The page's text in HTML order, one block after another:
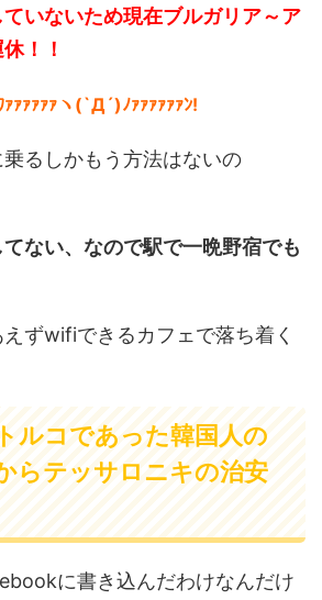
いないため現在ブルガリア～ア
！！
ｧｧｧｧｧヽ(`Д´)ﾉｧｧｧｧｧｧﾝ!
るしかもう方法はないの
ない、なので駅で一晩野宿でも
ずwifiできるカフェで落ち着く
ルコであった韓国人の
らテッサロニキの治安
に書き込んだわけなんだけ